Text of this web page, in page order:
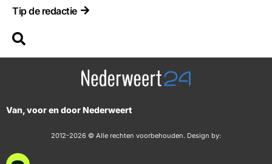
Tip de redactie
Van, voor en door Nederweert
2012-2026 © Alle rechten voorbehouden. Design by: